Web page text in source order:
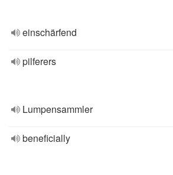
einschärfend
pilferers
Lumpensammler
beneficially